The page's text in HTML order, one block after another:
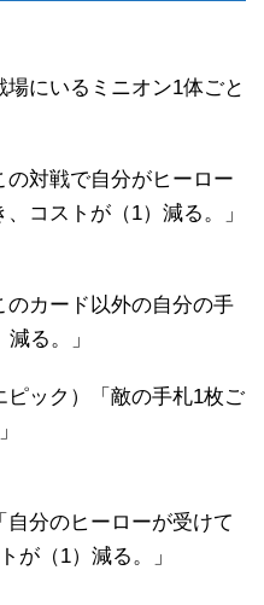
場にいるミニオン1体ごと
の対戦で自分がヒーロー
コストが（1）減る。」
のカード以外の自分の手
る。」
ピック）「敵の手札1枚ご
自分のヒーローが受けて
が（1）減る。」